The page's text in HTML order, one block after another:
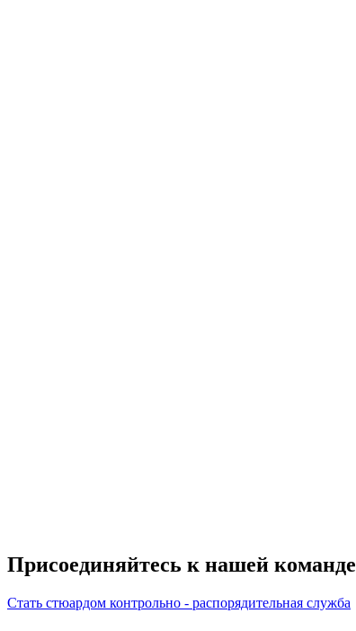
Присоединяйтесь к нашей команде
Стать стюардом контрольно - распорядительная служба